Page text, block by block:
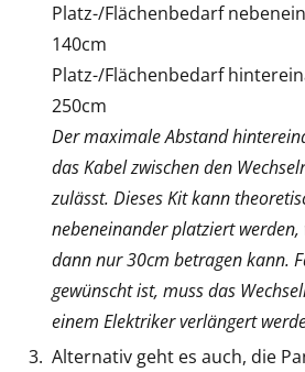
Platz-/Flächenbedarf
140cm
Platz-/Flächenbedarf
250cm
Der maximale Abstand
das Kabel zwischen den
zulässt. Dieses Kit kann
nebeneinander platziert
dann nur 30cm betragen kann.
gewünscht ist, muss das
einem Elektriker verlängert
Alternativ geht es auch, die